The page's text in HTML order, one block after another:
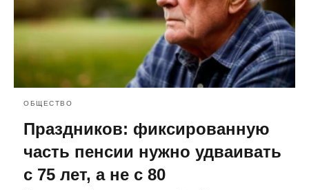
ОБЩЕСТВО
Праздников: фиксированную
часть пенсии нужно удваивать
с 75 лет, а не с 80